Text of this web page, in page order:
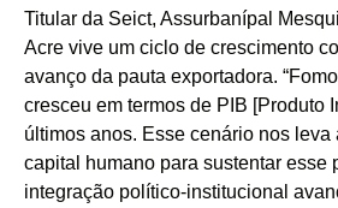
Titular da Seict, Assurbanípal
Acre vive um ciclo de crescimento
avanço da pauta exportadora.
cresceu em termos de PIB [Produto
últimos anos. Esse cenário nos leva
capital humano para sustentar esse
integração político-institucional